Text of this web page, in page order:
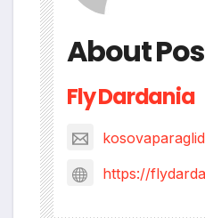
About
Fly Dardania
https://